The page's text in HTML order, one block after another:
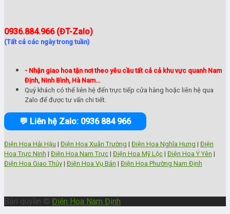
0936.884.966 (ĐT-Zalo)
(Tất cả các ngày trong tuần)
- Nhận giao hoa tận nơi theo yêu cầu tất cả cả khu vực quanh Nam
Định, Ninh Bình, Hà Nam...
Quý khách có thể liên hệ đến trực tiếp cửa hàng hoặc liên hệ qua
Zalo để được tư vấn chi tiết.
💬 Liên hệ Zalo: 0936 884 966
Điện Hoa Hải Hậu | Điện Hoa Xuân Trường | Điện Hoa Nghĩa Hưng | Điện
Hoa Trực Ninh | Điện Hoa Nam Trực | Điện Hoa Mỹ Lộc | Điện Hoa Ý Yên |
Điện Hoa Giao Thủy | Điện Hoa Vụ Bản | Điện Hoa Phường Nam Định
Bản quyền © Điện Hoa Nam Định